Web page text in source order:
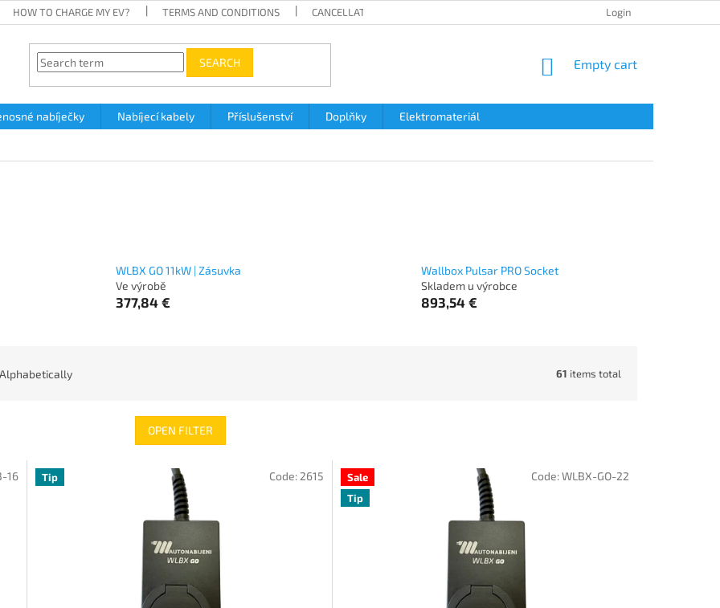
HOW TO CHARGE MY EV? TERMS AND CONDITIONS CANCELLATION POLICY PAYMENT METHOD
Login
SEARCH
SHOPPING
Empty cart
nabíječky Nabíjecí kabely Příslušenství Doplňky Elektromateriál
WLBX GO 11kW | Zásuvka
Ve výrobě
377,84 €
Wallbox Pulsar PRO Socket
Skladem u výrobce
893,54 €
Alphabetically 61 items total
OPEN FILTER
16 Tip Code:2615
Sale
Tip
Code:WLBX-GO-22